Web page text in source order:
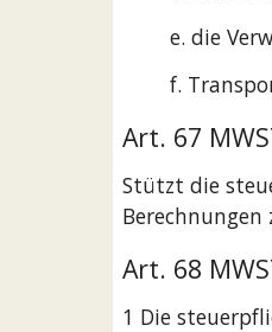
e. die
f.
Art. 67
Stützt die
Art. 68
1 Die